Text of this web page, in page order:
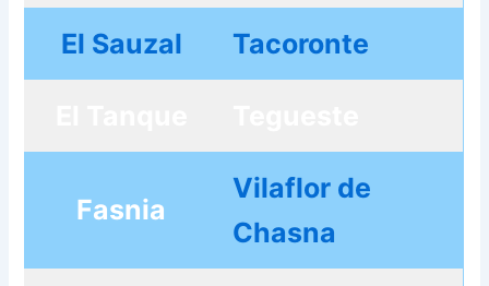
El Sauzal Tacoronte
Fasnia
Vilaflor de
Chasna